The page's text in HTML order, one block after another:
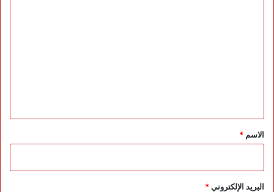
د
ن
*
الاسم *
البريد الإلكتروني*